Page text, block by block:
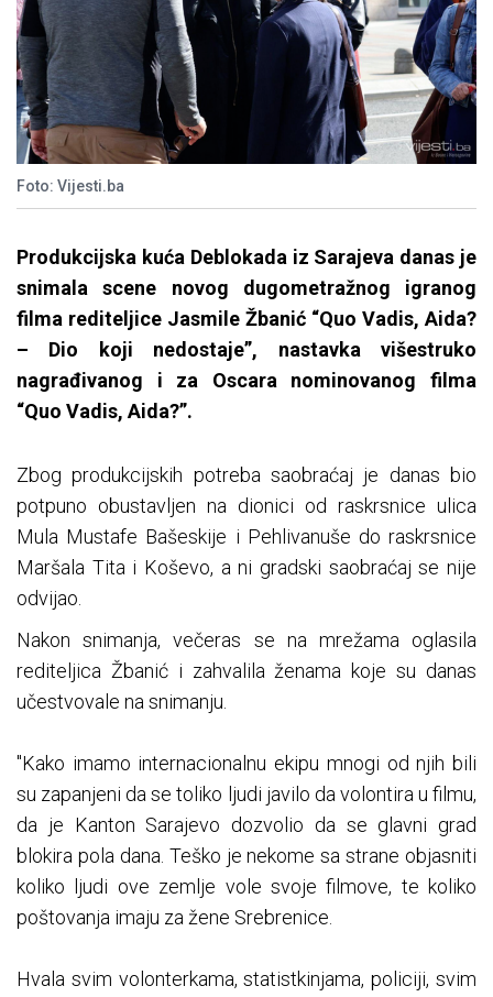
Foto: Vijesti.ba
Produkcijska kuća Deblokada iz Sarajeva danas je
snimala scene novog dugometražnog igranog
filma rediteljice Jasmile Žbanić “Quo Vadis, Aida?
– Dio koji nedostaje”, nastavka višestruko
nagrađivanog i za Oscara nominovanog filma
“Quo Vadis, Aida?”.
Zbog produkcijskih potreba saobraćaj je danas bio
potpuno obustavljen na dionici od raskrsnice ulica
Mula Mustafe Bašeskije i Pehlivanuše do raskrsnice
Maršala Tita i Koševo, a ni gradski saobraćaj se nije
odvijao.
Nakon snimanja, večeras se na mrežama oglasila
rediteljica Žbanić i zahvalila ženama koje su danas
učestvovale na snimanju.
"Kako imamo internacionalnu ekipu mnogi od njih bili
su zapanjeni da se toliko ljudi javilo da volontira u filmu,
da je Kanton Sarajevo dozvolio da se glavni grad
blokira pola dana. Teško je nekome sa strane objasniti
koliko ljudi ove zemlje vole svoje filmove, te koliko
poštovanja imaju za žene Srebrenice.
Hvala svim volonterkama, statistkinjama, policiji, svim